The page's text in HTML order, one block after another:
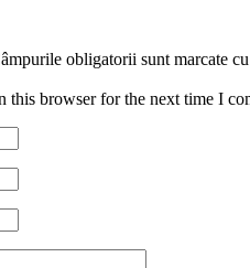
obligatorii sunt marcate cu
this browser for the next time I